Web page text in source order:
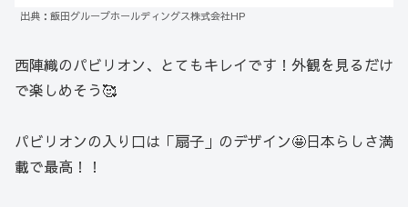
出典：飯田グループホールディングス株式会社HP
西陣織のパビリオン、とてもキレイです！外観を見るだけ
で楽しめそう🥰
パビリオンの入り口は「扇子」のデザイン🤩日本らしさ満
載で最高！！